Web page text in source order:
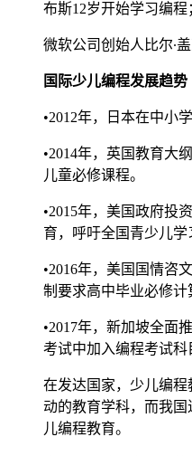
布斯12岁开始学习编程
微软公司创始人比尔∙
国际少儿编程发展趋势
•2012年，日本在中小
•2014年，英国教育大
儿童必修课程。
•2015年，美国政府投
育，呼吁全国青少儿学
•2016年，美国国情咨
制要求高中毕业必修计
•2017年，新加坡全面
考试中加入编程考试科
在发达国家，少儿编
动的教育学科，而我
儿编程教育。